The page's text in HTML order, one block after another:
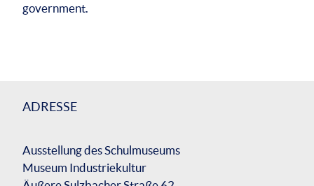
government.
ADRESSE
Ausstellung des Schulmuseums
Museum Industriekultur